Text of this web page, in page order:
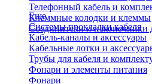
Телефонный кабель и
Клеммные колодки и клеммы
Соединители и наконечники
Еще
Системы прокладки кабеля
Кабель-каналы и аксессуары
Кабельные лотки и
Трубы для кабеля и
Фонари и элементы питания
Фонари